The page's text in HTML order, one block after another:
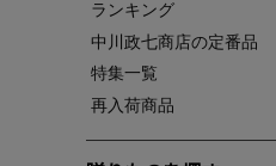
ランキング
中川政七商店の定番品
特集一覧
再入荷商品